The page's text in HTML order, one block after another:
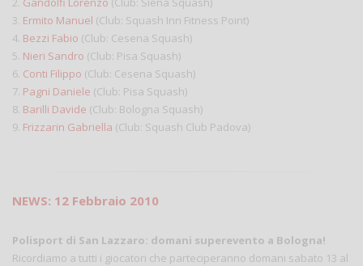
3. Ermito Manuel (Club: Squash Inn Fitness Point)
4. Bezzi Fabio (Club: Cesena Squash)
5. Nieri Sandro (Club: Pisa Squash)
6. Conti Filippo (Club: Cesena Squash)
7. Pagni Daniele (Club: Pisa Squash)
8. Barilli Davide (Club: Bologna Squash)
9. Frizzarin Gabriella (Club: Squash Club Padova)
NEWS: 12 Febbraio 2010
Polisport di San Lazzaro: domani superevento a Bologna!
Ricordiamo a tutti i giocatori che parteciperanno domani sabato 13 al